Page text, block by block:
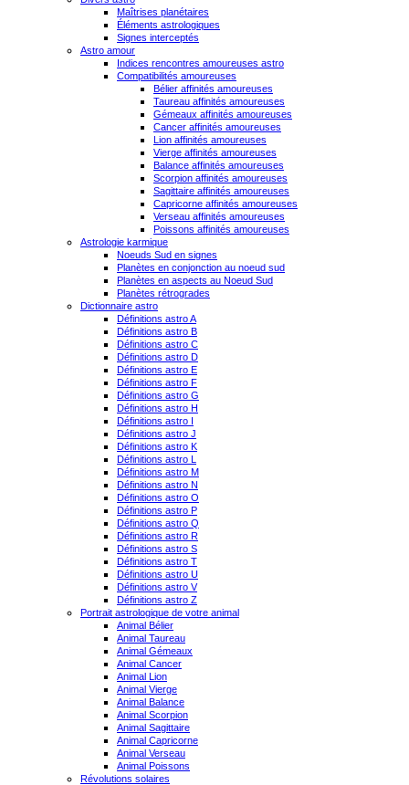
Maîtrises planétaires
Éléments astrologiques
Signes interceptés
Astro amour
Indices rencontres amoureuses astro
Compatibilités amoureuses
Bélier affinités amoureuses
Taureau affinités amoureuses
Gémeaux affinités amoureuses
Cancer affinités amoureuses
Lion affinités amoureuses
Vierge affinités amoureuses
Balance affinités amoureuses
Scorpion affinités amoureuses
Sagittaire affinités amoureuses
Capricorne affinités amoureuses
Verseau affinités amoureuses
Poissons affinités amoureuses
Astrologie karmique
Noeuds Sud en signes
Planètes en conjonction au noeud sud
Planètes en aspects au Noeud Sud
Planètes rétrogrades
Dictionnaire astro
Définitions astro A
Définitions astro B
Définitions astro C
Définitions astro D
Définitions astro E
Définitions astro F
Définitions astro G
Définitions astro H
Définitions astro I
Définitions astro J
Définitions astro K
Définitions astro L
Définitions astro M
Définitions astro N
Définitions astro O
Définitions astro P
Définitions astro Q
Définitions astro R
Définitions astro S
Définitions astro T
Définitions astro U
Définitions astro V
Définitions astro Z
Portrait astrologique de votre animal
Animal Bélier
Animal Taureau
Animal Gémeaux
Animal Cancer
Animal Lion
Animal Vierge
Animal Balance
Animal Scorpion
Animal Sagittaire
Animal Capricorne
Animal Verseau
Animal Poissons
Révolutions solaires